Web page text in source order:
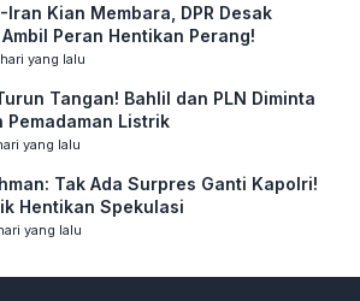
Iran Kian Membara, DPR Desak
Peran Hentikan Perang!
yang lalu
Tangan! Bahlil dan PLN Diminta
Pemadaman Listrik
yang lalu
Tak Ada Surpres Ganti Kapolri!
Hentikan Spekulasi
yang lalu